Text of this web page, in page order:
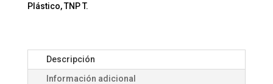
Plástico,TNP T.
Descripción
Información adicional